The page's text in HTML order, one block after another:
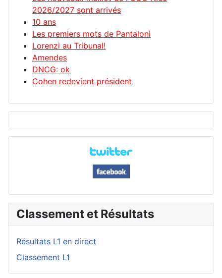
2026/2027 sont arrivés
10 ans
Les premiers mots de Pantaloni
Lorenzi au Tribunal!
Amendes
DNCG: ok
Cohen redevient président
Classement et Résultats
Résultats L1 en direct
Classement L1